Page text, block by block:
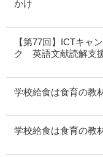
かけ
【第77回】ICTキャ
ク 英語文献読解支援
学校給食は食育の教
学校給食は食育の教